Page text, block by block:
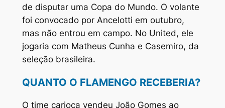
de disputar uma Copa do Mundo. O volante
foi convocado por Ancelotti em outubro,
mas não entrou em campo. No United, ele
jogaria com Matheus Cunha e Casemiro, da
seleção brasileira.
QUANTO O FLAMENGO RECEBERIA?
O time carioca vendeu João Gomes ao